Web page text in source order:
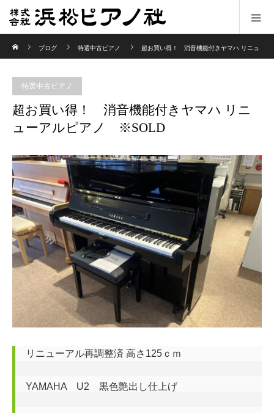
ブログ
特選中古ピアノ 超お買い得！ 消音機能付きヤマハ リニュ
特選中古ピアノ
超お買い得！ 消音機能付きヤマハ リニ
ューアルピアノ ※SOLD
リニューアル再調整済 高さ125ｃｍ
YAMAHA　U2　黒色艶出し仕上げ